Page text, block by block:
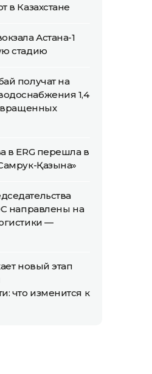
в Казахстане
Астана-1
стадию
получат на
1,4
в ERG перешла в
Қазына»
направлены на
—
новый этап
что изменится к